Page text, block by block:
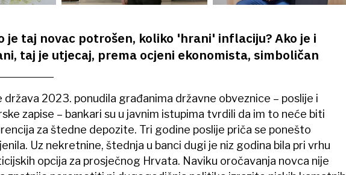
je taj novac potrošen, koliko 'hrani' inflaciju? Ako je i
taj je utjecaj, prema ocjeni ekonomista, simboličan
država 2023. ponudila građanima državne obveznice – poslije i
zapise – bankari su u javnim istupima tvrdili da im to neće biti
za štedne depozite. Tri godine poslije priča se ponešto
Uz nekretnine, štednja u banci dugi je niz godina bila pri vrhu
opcija za prosječnog Hrvata. Naviku oročavanja novca nije